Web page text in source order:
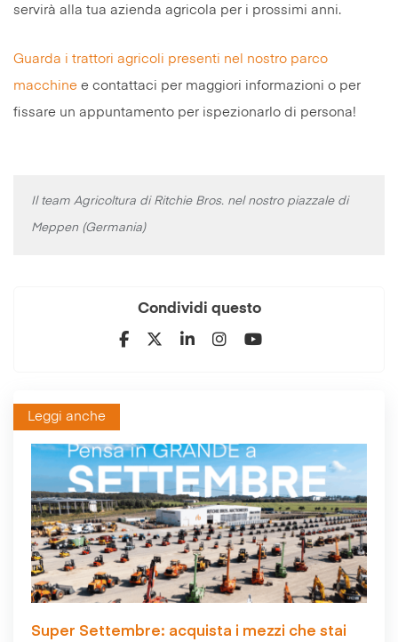
servirà alla tua azienda agricola per i prossimi anni.
Guarda i trattori agricoli presenti nel nostro parco
macchine e contattaci per maggiori informazioni o per
fissare un appuntamento per ispezionarlo di persona!
Il team Agricoltura di Ritchie Bros. nel nostro piazzale di
Meppen (Germania)
Condividi questo
Leggi anche
Super Settembre: acquista i mezzi che stai